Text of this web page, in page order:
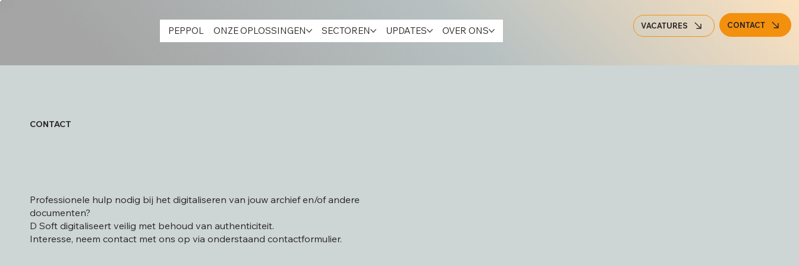
PEPPOL ONZE OPLOSSINGEN SECTOREN UPDATES OVER ONS VACATURES CONTACT
CONTACT
Professionele hulp nodig bij het digitaliseren van jouw archief en/of andere
documenten?
D Soft digitaliseert veilig met behoud van authenticiteit.
Interesse, neem contact met ons op via onderstaand contactformulier.